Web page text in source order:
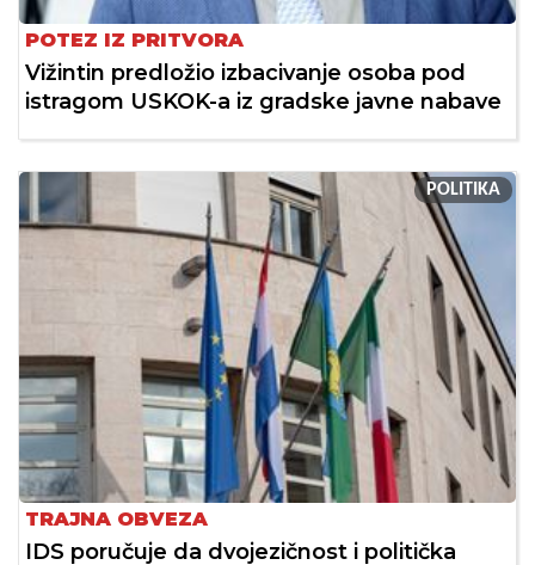
POTEZ IZ PRITVORA
Vižintin predložio izbacivanje osoba pod
istragom USKOK-a iz gradske javne nabave
POLITIKA
TRAJNA OBVEZA
IDS poručuje da dvojezičnost i politička